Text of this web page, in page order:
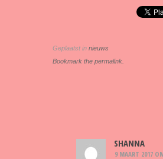
Geplaatst in nieuws
Bookmark the permalink.
SHANNA
9 MAART 2017